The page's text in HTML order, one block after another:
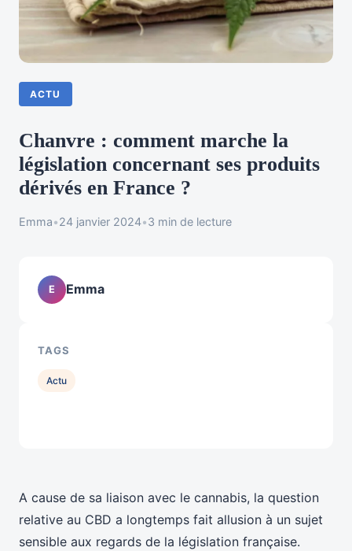
ACTU
Chanvre : comment marche la
législation concernant ses produits
dérivés en France ?
Emma•24 janvier 2024•3 min de lecture
A cause de sa liaison avec le cannabis, la question
relative au CBD a longtemps fait allusion à un sujet
sensible aux regards de la législation française.
E Emma
TAGS
Actu